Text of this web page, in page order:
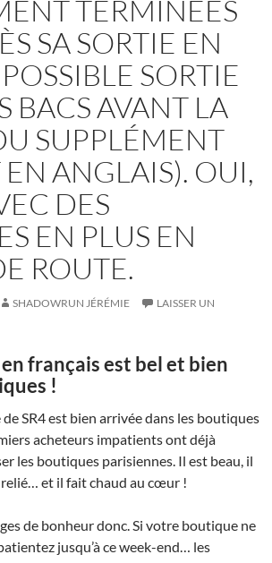
TERMINÉES
SA SORTIE EN
SORTIE
BACS AVANT LA
SUPPLÉMENT
ANGLAIS). OUI,
DES
EN PLUS EN
ROUTE.
SHADOWRUN JÉRÉMIE
LAISSER UN
français est bel et bien
!
SR4 est bien arrivée dans les boutiques
acheteurs impatients ont déjà
les boutiques parisiennes. Il est beau, il
et il fait chaud au cœur !
de bonheur donc. Si votre boutique ne
jusqu’à ce week-end… les